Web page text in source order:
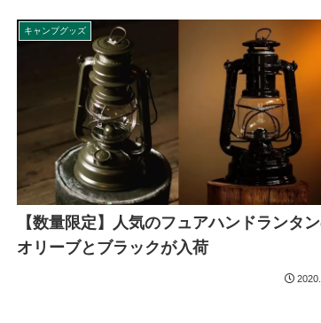
キャンプグッズ
【数量限定】人気のフュアハンドランタ
オリーブとブラックが入荷